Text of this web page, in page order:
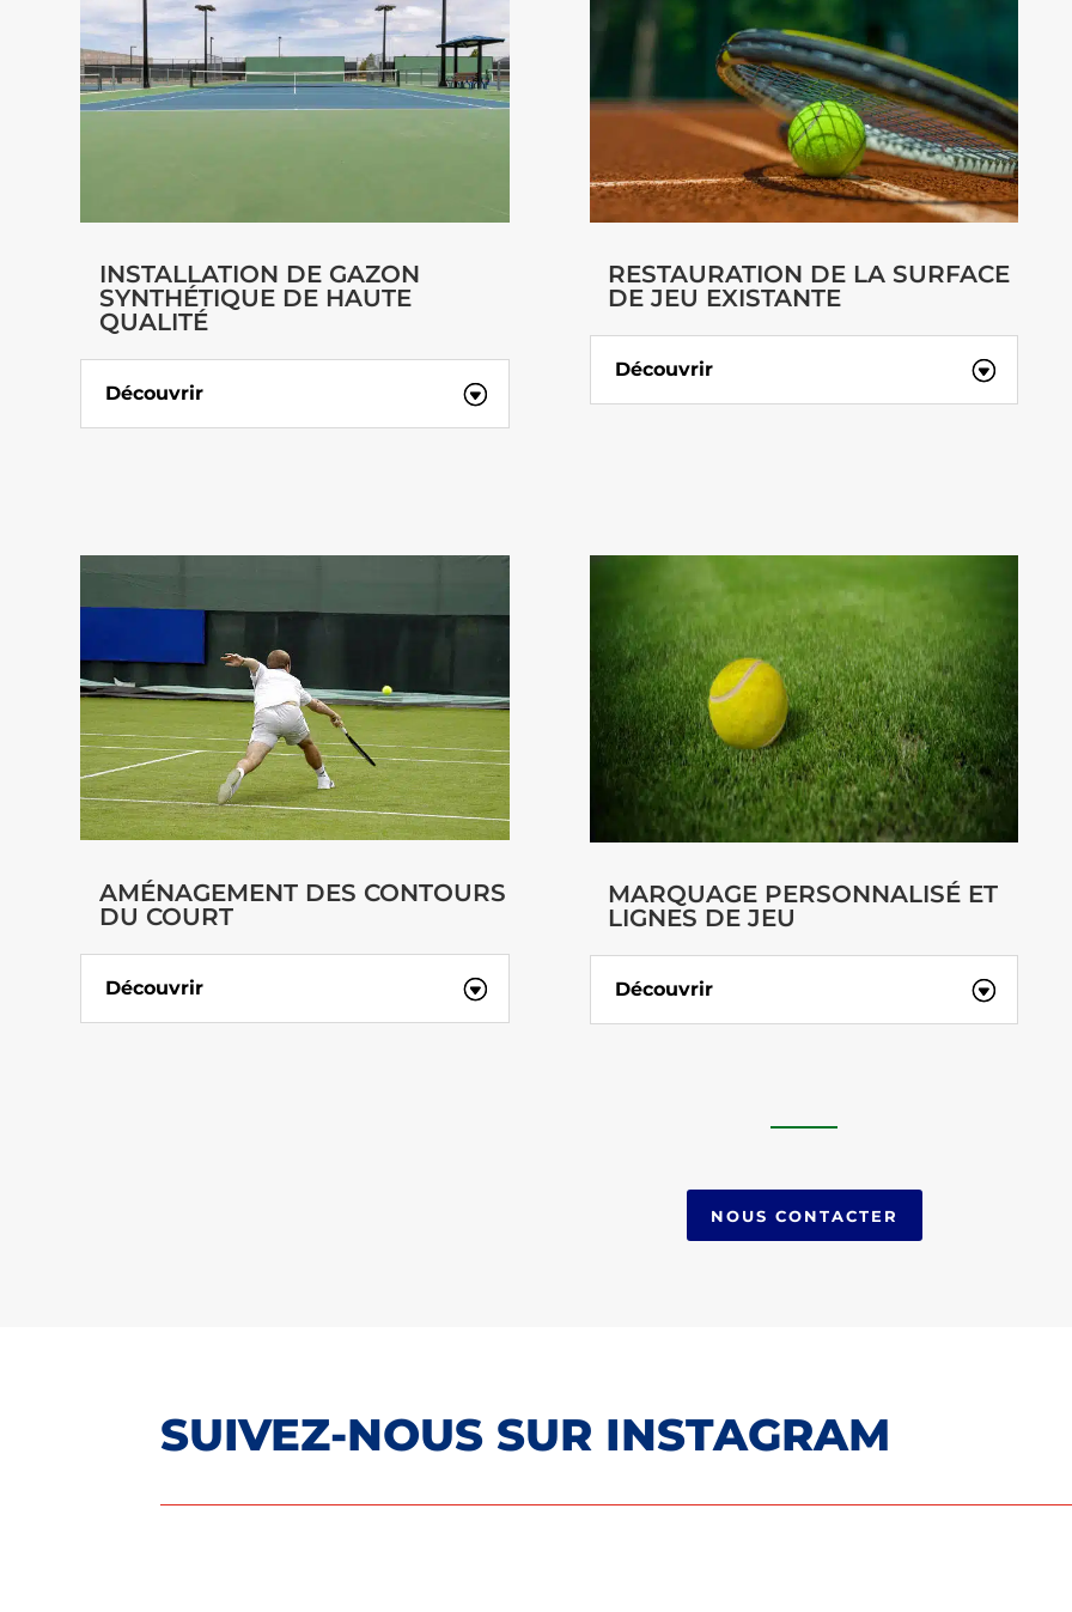
INSTALLATION DE GAZON
SYNTHÉTIQUE DE HAUTE
QUALITÉ
Découvrir
RESTAURATION DE LA SURFACE
DE JEU EXISTANTE
Découvrir
AMÉNAGEMENT DES CONTOURS
DU COURT
Découvrir
MARQUAGE PERSONNALISÉ ET
LIGNES DE JEU
Découvrir
NOUS CONTACTER
SUIVEZ-NOUS SUR INSTAGRAM